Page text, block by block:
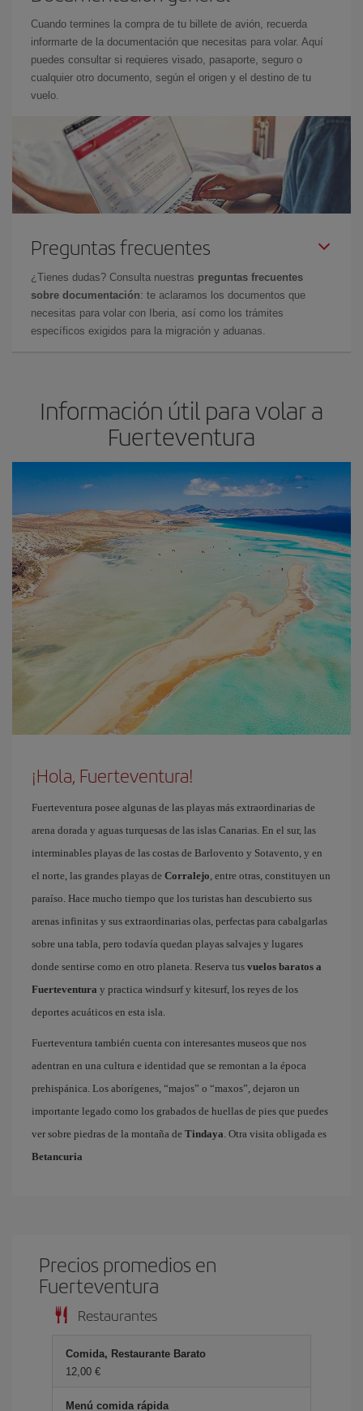
Cuando termines la compra de tu billete de avión, recuerda
informarte de la documentación que necesitas para volar. Aquí
puedes consultar si requieres visado, pasaporte, seguro o
cualquier otro documento, según el origen y el destino de tu
vuelo.
Preguntas frecuentes
¿Tienes dudas? Consulta nuestras preguntas frecuentes
sobre documentación: te aclaramos los documentos que
necesitas para volar con Iberia, así como los trámites
específicos exigidos para la migración y aduanas.
Información útil para volar a
Fuerteventura
¡Hola, Fuerteventura!
Fuerteventura posee algunas de las playas más extraordinarias de
arena dorada y aguas turquesas de las islas Canarias. En el sur, las
interminables playas de las costas de Barlovento y Sotavento, y en
el norte, las grandes playas de Corralejo, entre otras, constituyen un
paraíso. Hace mucho tiempo que los turistas han descubierto sus
arenas infinitas y sus extraordinarias olas, perfectas para cabalgarlas
sobre una tabla, pero todavía quedan playas salvajes y lugares
donde sentirse como en otro planeta. Reserva tus vuelos baratos a
Fuerteventura y practica windsurf y kitesurf, los reyes de los
deportes acuáticos en esta isla.
Fuerteventura también cuenta con interesantes museos que nos
adentran en una cultura e identidad que se remontan a la época
prehispánica. Los aborígenes, “majos” o “maxos”, dejaron un
importante legado como los grabados de huellas de pies que puedes
ver sobre piedras de la montaña de Tindaya. Otra visita obligada es
Betancuria
Precios promedios en
Fuerteventura
Restaurantes
Comida, Restaurante Barato
12,00 €
Menú comida rápida